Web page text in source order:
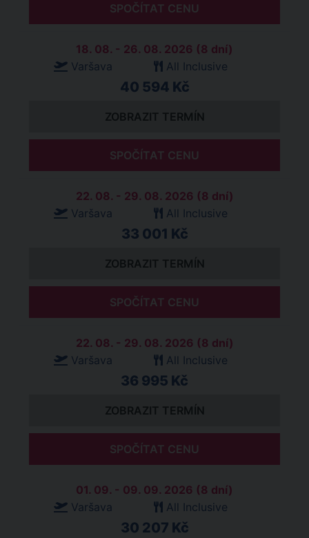
SPOČÍTAT CENU
18. 08. - 26. 08. 2026 (8 dní)
Varšava
All Inclusive
40 594 Kč
ZOBRAZIT TERMÍN
SPOČÍTAT CENU
22. 08. - 29. 08. 2026 (8 dní)
Varšava
All Inclusive
33 001 Kč
ZOBRAZIT TERMÍN
SPOČÍTAT CENU
22. 08. - 29. 08. 2026 (8 dní)
Varšava
All Inclusive
36 995 Kč
ZOBRAZIT TERMÍN
SPOČÍTAT CENU
01. 09. - 09. 09. 2026 (8 dní)
Varšava
All Inclusive
30 207 Kč